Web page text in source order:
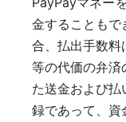
金することも
合、払出手数料
等の代価の弁済
た送金および
録であって、